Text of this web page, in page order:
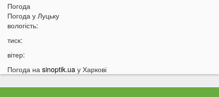
09:05
вважався зниклим безвісти
21:32
20:21
Ці продукти потрібно викинути через 48 годин: вони
можуть бути небезпечними
Погода
Погода у Луцьку
вологість:
тиск:
вітер:
Погода на sinoptik.ua у Харкові